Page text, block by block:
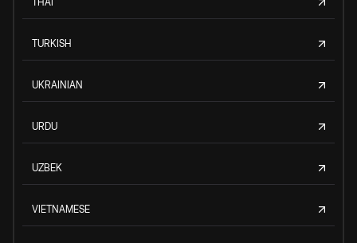
TURKISH
UKRAINIAN
URDU
UZBEK
VIETNAMESE